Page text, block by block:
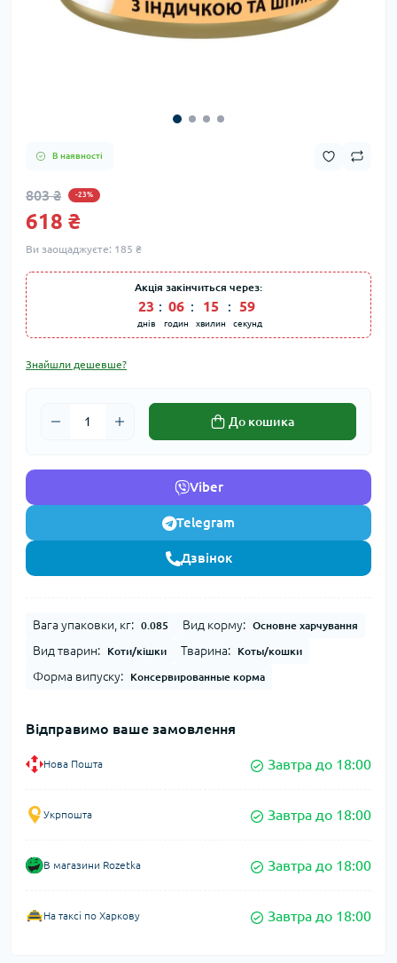
В наявності
803 ₴ -23%
618 ₴
Ви заощаджуєте: 185 ₴
Акція закінчиться через:
23
днів
: 06
годин
: 15
хвилин
: 59
секунд
Знайшли дешевше?
До кошика
Viber
Telegram
Дзвінок
Вага упаковки, кг: 0.085 Вид корму: Основне харчування
Вид тварин: Коти/кішки Тварина: Коты/кошки
Форма випуску: Консервированные корма
Відправимо ваше замовлення
Нова Пошта Завтра до 18:00
Укрпошта Завтра до 18:00
В магазини Rozetka Завтра до 18:00
На таксі по Харкову Завтра до 18:00